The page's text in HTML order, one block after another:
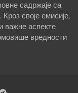
садржаје са
своје емисије,
важне аспекте
вредности